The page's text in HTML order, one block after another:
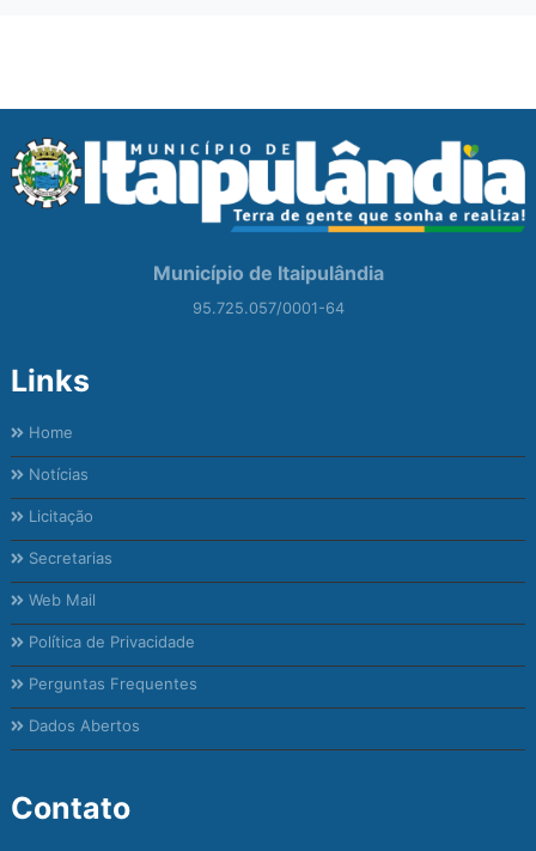
Município de Itaipulândia
95.725.057/0001-64
Links
Home
Notícias
Licitação
Secretarias
Web Mail
Política de Privacidade
Perguntas Frequentes
Dados Abertos
Contato